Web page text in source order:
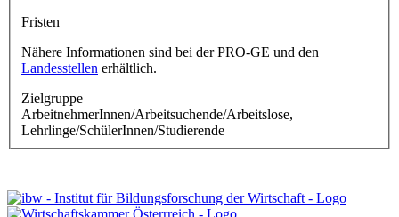
Fristen
Nähere Informationen sind bei der PRO-GE und den
Landesstellen erhältlich.
Zielgruppe
ArbeitnehmerInnen/Arbeitsuchende/Arbeitslose,
Lehrlinge/SchülerInnen/Studierende